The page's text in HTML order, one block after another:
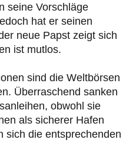
seine Vorschläge
hat er seinen
neue Papst zeigt sich
ist mutlos.
sind die Weltbörsen
Überraschend sanken
obwohl sie
als sicherer Hafen
sich die entsprechenden